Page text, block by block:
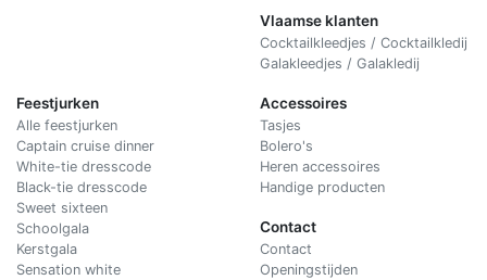
Vlaamse klanten
Cocktailkleedjes / Cocktailkledij
Galakleedjes / Galakledij
Feestjurken
Alle feestjurken
Captain cruise dinner
White-tie dresscode
Black-tie dresscode
Sweet sixteen
Schoolgala
Kerstgala
Sensation white
Accessoires
Tasjes
Bolero's
Heren accessoires
Handige producten
Contact
Contact
Openingstijden